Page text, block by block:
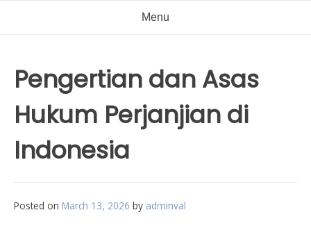
Menu
Pengertian dan Asas
Hukum Perjanjian di
Indonesia
Posted on March 13, 2026 by adminval